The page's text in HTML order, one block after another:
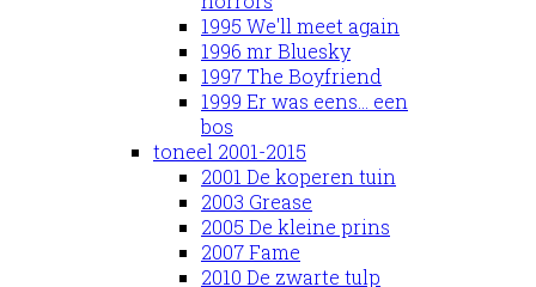
1995 We'll meet again
1996 mr Bluesky
1997 The Boyfriend
1999 Er was eens... een
bos
toneel 2001-2015
2001 De koperen tuin
2003 Grease
2005 De kleine prins
2007 Fame
2010 De zwarte tulp